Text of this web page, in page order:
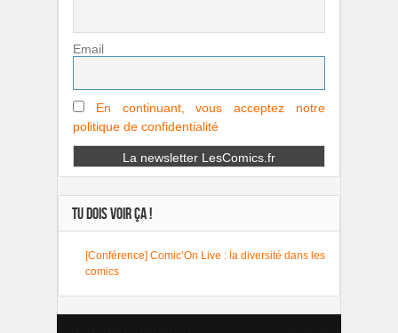
Email
En continuant, vous acceptez notre
politique de confidentialité
TU DOIS VOIR ÇA !
[Conférence] Comic’On Live : la diversité dans les
comics